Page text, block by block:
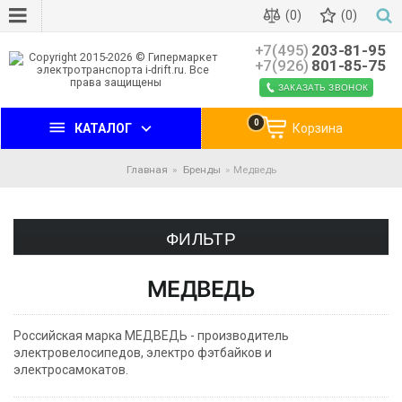
(0) (0)
+7(495) 203-81-95
+7(926) 801-85-75
ЗАКАЗАТЬ ЗВОНОК
КАТАЛОГ Корзина
0
Главная Бренды Медведь
ФИЛЬТР
МЕДВЕДЬ
Российская марка МЕДВЕДЬ - производитель
электровелосипедов, электро фэтбайков и
электросамокатов.